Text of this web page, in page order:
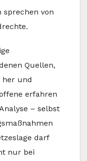
sprechen von
Quellen,
her und
erfahren
– selbst
darf
nur bei